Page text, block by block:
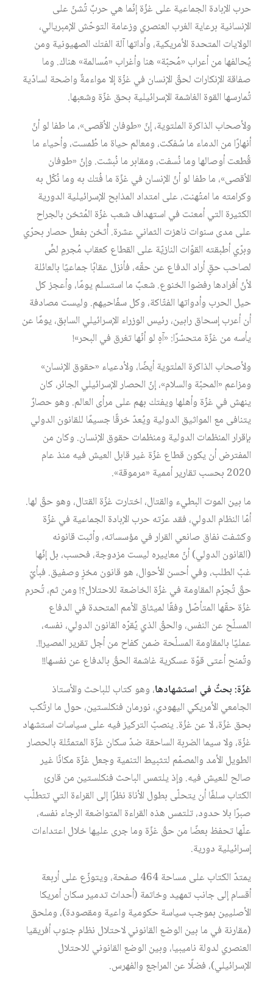
حرب الإبادة الجماعية على غزّة إنّما هي حربٌ تُشنّ على
الإنسانية برعاية الغرب العنصري وزعامة التوحّش الإمبريالي،
الولايات المتحدة الأمريكية، وأداتها آلة الفتك الصهيونية ومن
يُحالفها من أعراب «مُحبّة» هنا وأغراب «مُسالمة» هناك. وما
صفاقة الإنكارات لحقّ الإنسان في غزّة إلا مواءمةٌ واضحة لسادّية
تُمارسها القوة الغاشمة الإسرائيلية بحق غزّة وشعبها.
ولأصحاب الذاكرة الملتوية، إنّ «طوفان الأقصى»، ما طفا لو أنّ
أنهارًا من الدماء ما سُفكت، ومعالم حياة ما طُمست، وأحياء ما
قُطعت أوصالها وما نُسفت، ومقابر ما نُبشت. وإنّ «طوفان
الأقصى»، ما طفا لو أنّ الإنسان في غزّة ما فُتك به وما نُكّل به
وكرامته ما امتُهنت، على امتداد المذابح الإسرائيلية الدورية
الكثيرة التي أمعنت في استهداف شعب غزّة المُثخن بالجراح
على مدى سنوات ناهزت الثماني عشرة. أُثخن بفعل حصار بحرّي
وبرّي أطبقته القوّات النازيّة على القطاع كعقاب مُجرمٍ لصٍّ
لصاحب حقٍ أراد الدفاع عن حقّه، فأنزل عقابًا جماعيًا بالعائلة
لأنّ أفرادها رفضوا الخنوع. شعبٌ ما استسلم يومًا، وأعجز كل
حيل الحرب وأدواتها الفتّاكة، وكل سفّاحيهم. وليست مصادفة
أن أعرب إسحاق رابين، رئيس الوزراء الإسرائيلي السابق، يومًا عن
يأسه من غزّة متحسّرًا: «آهٍ لو أنّها تغرق في البحر»!
ولأصحاب الذاكرة الملتوية أيضًا، ولأدعياء «حقوق الإنسان»
ومزاعم «المحبّة والسلام»، إنّ الحصار الإسرائيلي الجائر، كان
ينهش في غزّة وأهلها ويفتك بهم على مرأى العالم. وهو حصارٌ
يتنافى مع المواثيق الدولية ويُعدّ خرقًا جسيمًا للقانون الدولي
بإقرار المنظمات الدولية ومنظمات حقوق الإنسان. وكان من
المفترض أن يكون قطاع غزّة غير قابل العيش فيه منذ عام
2020 بحسب تقارير أممية «مرموقة».
ما بين الموت البطيء والقتال، اختارت غزّة القتال، وهو حقّ لها.
أمّا النظام الدولي، فقد عرّته حرب الإبادة الجماعية في غزّة
وكشفت نفاق صانعي القرار في مؤسساته، وأثبت قانونه
(القانون الدولي) أنّ معاييره ليست مزدوجة، فحسب، بل إنّها
غبّ الطلب، وفي أحسن الأحوال، هو قانون مخزٍ وصفيق. فبأيّ
حقّ تُجرّم المقاومة في غزّة الخاضعة للاحتلال؟! ومن ثم، تُحرم
غزّة حقّها المتأصّل وفقًا لميثاق الأمم المتحدة في الدفاع
المسلّح عن النفس، والحقّ الذي يُقرّه القانون الدولي، نفسه،
عمليًا بالمقاومة المسلّحة ضمن كفاح من أجل تقرير المصير!!.
وتُمنح أعتى قوّة عسكرية غاشمة الحقّ بالدفاع عن نفسها!!
غزّة: بحثٌ في استشهادها، وهو كتاب للباحث والأستاذ
الجامعي الأمريكي اليهودي، نورمان فنكلستين، حول ما ارتُكب
بحق غزّة، لا عن غزّة. ينصبّ التركيز فيه على سياسات استشهاد
غزّة، ولا سيما الضربة الساحقة ضدّ سكان غزّة المتمثّلة بالحصار
الطويل الأمد والمصمّم لتثبيط التنمية وجعل غزّة مكانًا غير
صالح للعيش فيه. وإذ يلتمس الباحث فنكلستين من قارئ
الكتاب سلفًا أن يتحلّى بطول الأناة نظرًا إلى القراءة التي تتطلّب
صبرًا بلا حدود، تلتمس هذه القراءة المتواضعة الرجاء نفسه،
علّها تحفظ بعضًا من حقّ غزّة وما جرى عليها خلال اعتداءات
إسرائيلية دورية.
يمتدّ الكتاب على مساحة 464 صفحة، ويتوزّع على أربعة
أقسام إلى جانب تمهيد وخاتمة (أحداث تدمير سكان أمريكا
الأصليين بموجب سياسة حكومية واعية ومقصودة)، وملحق
(مقارنة في ما بين الوضع القانوني لاحتلال نظام جنوب أفريقيا
العنصري لدولة ناميبيا، وبين الوضع القانوني للاحتلال
الإسرائيلي)، فضلًا عن المراجع والفهرس.